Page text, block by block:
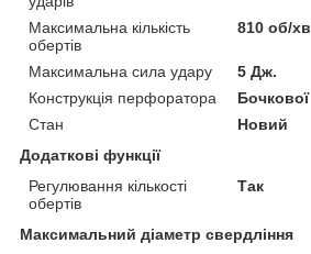
Максимальна кількість
обертів
810 об/хв
Максимальна сила удару
5 Дж.
Конструкція перфоратора
Бочкової
Стан
Новий
Додаткові функції
Регулювання кількості
обертів
Так
Максимальний діаметр свердління